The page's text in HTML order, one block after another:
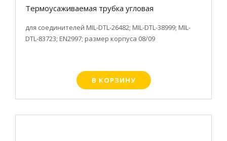
Термоусаживаемая трубка угловая
для соединителей MIL-DTL-26482; MIL-DTL-38999; MIL-
DTL-83723; EN2997; размер корпуса 08/09
В КОРЗИНУ